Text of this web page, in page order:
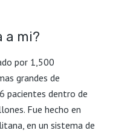
a mi?
por 1,500
grandes de
pacientes dentro de
Fue hecho en
en un sistema de